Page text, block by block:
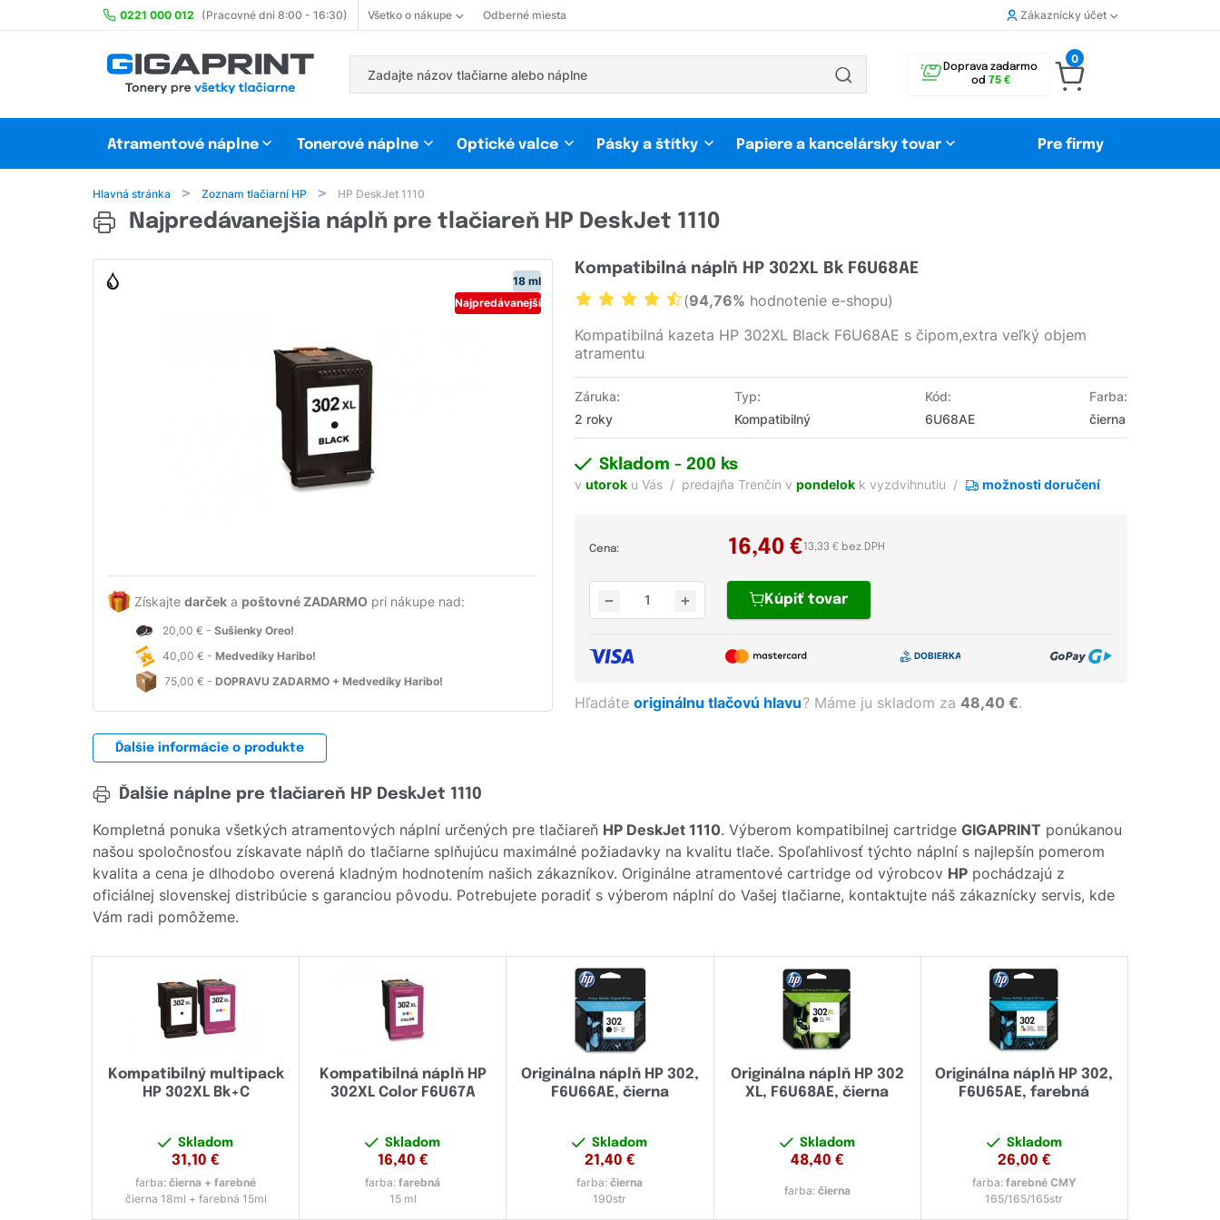
0221 000 012 (Pracovné dni 8:00 - 16:30) Všetko o nákupe Odberné miesta Zákaznícky účet
Doprava zadarmo
od 75 €
0
Atramentové náplne Tonerové náplne Optické valce Pásky a štítky Papiere a kancelársky tovar Pre firmy
Hlavná stránka Zoznam tlačiarní HP HP DeskJet 1110
Najpredávanejšia náplň pre tlačiareň HP DeskJet 1110
18 ml
Najpredávanejší
Získajte darček a poštovné ZADARMO pri nákupe nad:
20,00 € - Sušienky Oreo!
40,00 € - Medvedíky Haribo!
75,00 € - DOPRAVU ZADARMO + Medvedíky Haribo!
Kompatibilná náplň HP 302XL Bk F6U68AE
(94,76% hodnotenie e-shopu)
Kompatibilná kazeta HP 302XL Black F6U68AE s čipom,extra veľký objem
atramentu
Záruka:
2 roky
Typ:
Kompatibilný
Kód:
6U68AE
Farba:
čierna
Skladom- 200 ks
vutorok u Vás predajňa Trenčín vpondelok k vyzdvihnutiu možnosti doručení
Cena: 16,40 € 13,33 € bez DPH
Kúpiťtovar
Hľadáteoriginálnu tlačovú hlavu? Máme ju skladom za48,40 €.
Ďalšie informácie o produkte
Ďalšie náplne pre tlačiareň HP DeskJet 1110
Kompletná ponuka všetkých atramentových náplní určených pre tlačiareň HP DeskJet 1110. Výberom kompatibilnej cartridge GIGAPRINT ponúkanou
našou spoločnosťou získavate náplň do tlačiarne splňujúcu maximálné požiadavky na kvalitu tlače. Spoľahlivosť týchto náplní s najlepšín pomerom
kvalita a cena je dlhodobo overená kladným hodnotením našich zákazníkov. Originálne atramentové cartridge od výrobcov HP pochádzajú z
oficiálnej slovenskej distribúcie s garanciou pôvodu. Potrebujete poradiť s výberom náplní do Vašej tlačiarne, kontaktujte náš zákaznícky servis, kde
Vám radi pomôžeme.
Kompatibilný multipack
HP 302XL Bk+C
Skladom
31,10 €
farba:čierna + farebné
čierna 18ml + farebná 15ml
Kompatibilná náplň HP
302XL Color F6U67A
Skladom
16,40 €
farba:farebná
15 ml
Originálna náplň HP 302,
F6U66AE, čierna
Skladom
21,40 €
farba:čierna
190str
Originálna náplň HP 302
XL, F6U68AE, čierna
Skladom
48,40 €
farba: čierna
Originálna náplň HP 302,
F6U65AE, farebná
Skladom
26,00 €
farba: farebné CMY
165/165/165str